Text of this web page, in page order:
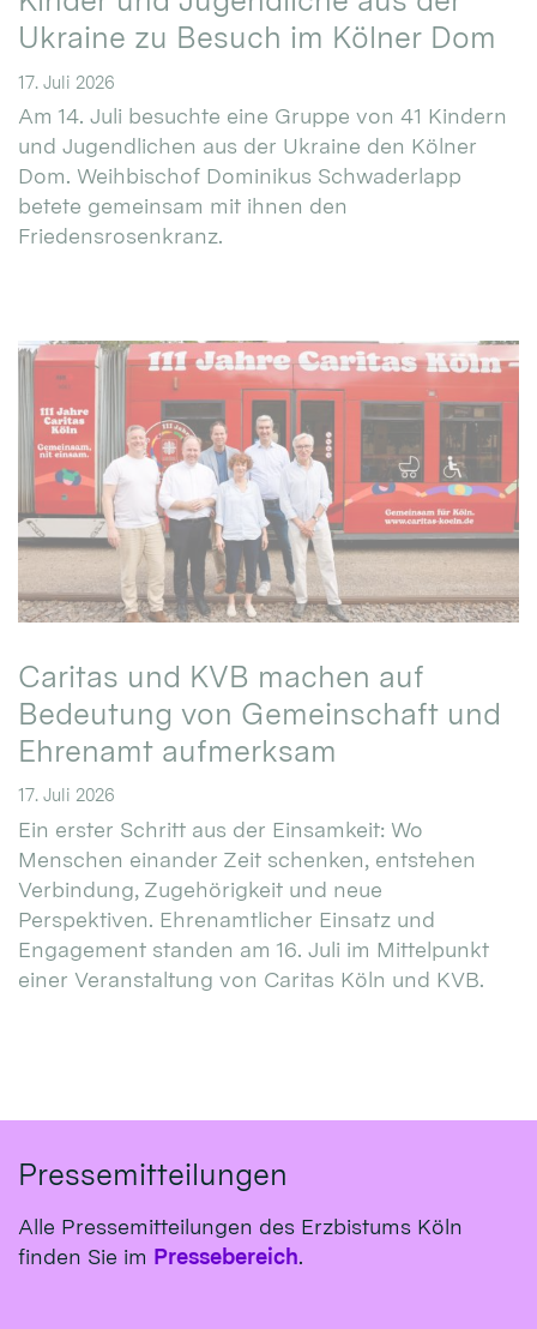
Ukraine zu Besuch im Kölner Dom
17. Juli 2026
Am 14. Juli besuchte eine Gruppe von 41 Kindern
und Jugendlichen aus der Ukraine den Kölner
Dom. Weihbischof Dominikus Schwaderlapp
betete gemeinsam mit ihnen den
Friedensrosenkranz.
Caritas und KVB machen auf
Bedeutung von Gemeinschaft und
Ehrenamt aufmerksam
17. Juli 2026
Ein erster Schritt aus der Einsamkeit: Wo
Menschen einander Zeit schenken, entstehen
Verbindung, Zugehörigkeit und neue
Perspektiven. Ehrenamtlicher Einsatz und
Engagement standen am 16. Juli im Mittelpunkt
einer Veranstaltung von Caritas Köln und KVB.
Pressemitteilungen
Alle Pressemitteilungen des Erzbistums Köln
finden Sie im Pressebereich.